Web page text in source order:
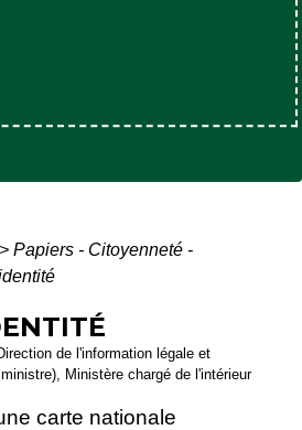
> Papiers - Citoyenneté -
de l'information légale et
Ministère chargé de l'intérieur
carte nationale